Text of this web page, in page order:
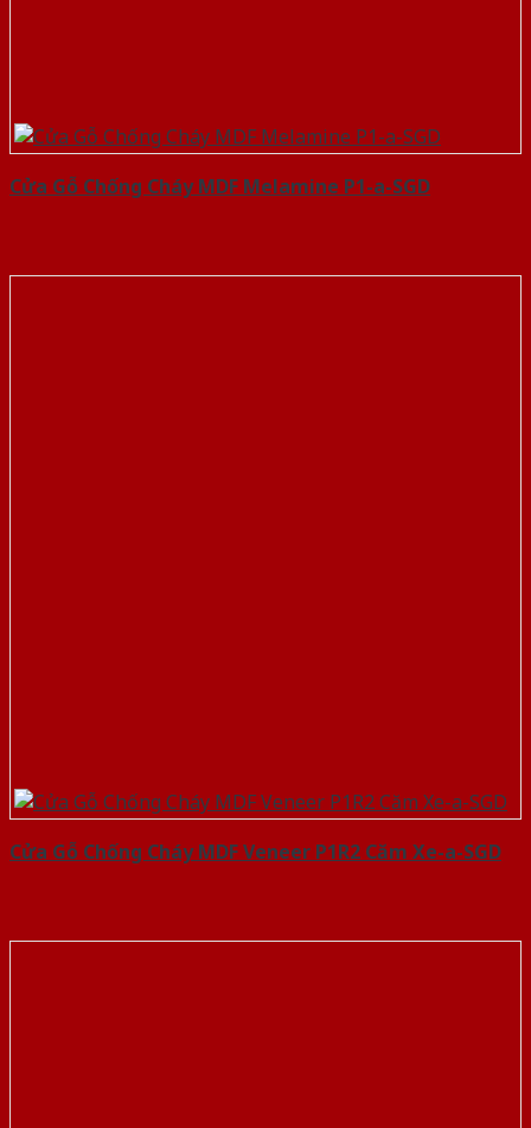
Cửa Gỗ Chống Cháy MDF Melamine P1-a-SGD
Cửa Gỗ Chống Cháy MDF Veneer P1R2 Căm Xe-a-SGD